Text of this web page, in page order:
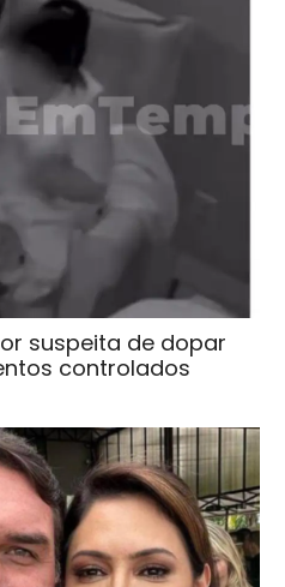
suspeita de dopar
controlados